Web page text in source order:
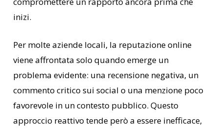
inizi.
Per molte aziende locali, la reputazione online
viene affrontata solo quando emerge un
problema evidente: una recensione negativa, un
commento critico sui social o una menzione poco
favorevole in un contesto pubblico. Questo
approccio reattivo tende però a essere inefficace,